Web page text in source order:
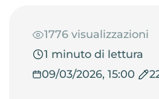
1776 visualizzazioni
1 minuto di lettura
09/03/2026, 15:00